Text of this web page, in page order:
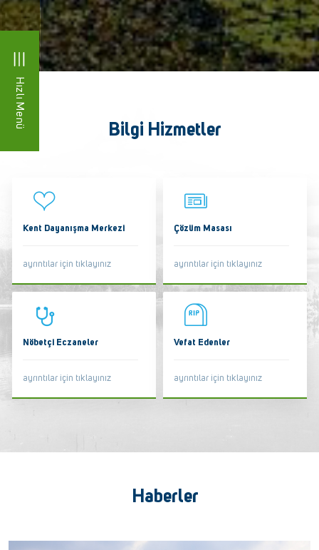
Hızlı Menü
Bilgi Hizmetler
Kent Dayanışma Merkezi
ayrıntılar için tıklayınız
Çözüm Masası
ayrıntılar için tıklayınız
Nöbetçi Eczaneler
ayrıntılar için tıklayınız
Vefat Edenler
ayrıntılar için tıklayınız
Haberler